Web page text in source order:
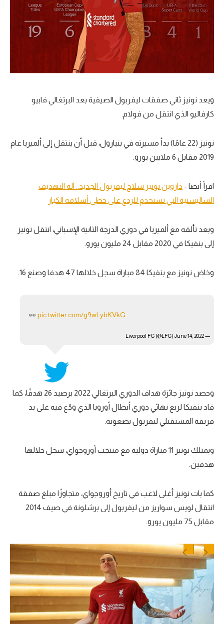
ويعد نونيز ثاني صفقات ليفربول الصيفية بعد البرتغالي فابيو
كارفاليو الذي انتقل من فولام.
نونيز (22 عامًا) بدأ مسيرته في بنيارول، قبل أن ينتقل إلى ألميريا عام
2019 مقابل 6 ملايين يورو.
اقرأ أيضا - داروين نونيز سلاح ليفربول الجديد.. آلة التهديف
الساليستية التي تستخدم للردع على خطى أسلافه الكبار
وبعد تألقه مع ألميريا في دوري الدرجة الثانية الإسباني، انتقل نونيز
إلى بنفيكا في 2020 مقابل 24 مليون يورو.
وخاض نونيز مع بنفيكا 84 مباراة سجل خلالها 47 هدفا وصنع 16.
👀pic.twitter.com/g9wLybKVkG
— Liverpool FC (@LFC)
June 14, 2022
وحصد نونيز جائزة هداف الدوري البرتغالي 2022 برصيد 26 هدفًا، كما
قاد بنفيكا لربع نهائي دوري أبطال أوروبا الذي ودّع فيه على يد
فريقه المستقبلي ليفربول بصعوبة.
ويمتلك نونيز 11 مباراة دولية مع منتخب أوروجواي، سجل خلالها
هدفين.
كما بات نونيز أغلى لاعب في تاريخ أوروجواي، متجاوزًا مبلغ صفقة
انتقال لويس سواريز من ليفربول إلى برشلونة في صيف 2014
مقابل 75 مليون يورو.